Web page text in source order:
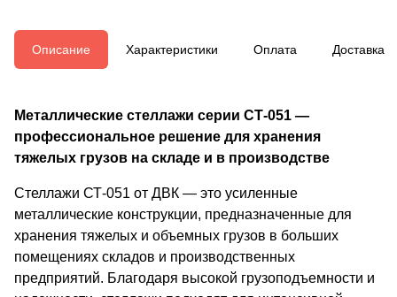
Описание Характеристики Оплата Доставка
Металлические стеллажи серии СТ-051 —
профессиональное решение для хранения
тяжелых грузов на складе и в производстве
Стеллажи СТ-051 от ДВК — это усиленные
металлические конструкции, предназначенные для
хранения тяжелых и объемных грузов в больших
помещениях складов и производственных
предприятий. Благодаря высокой грузоподъемности и